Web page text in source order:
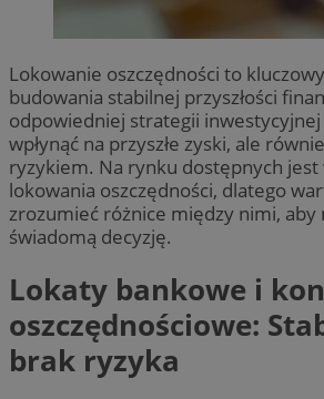
Lokowanie oszczędności to
budowania stabilnej przyszłości
odpowiedniej strategii inwestycyjnej
wpłynąć na przyszłe zyski, ale
ryzykiem. Na rynku dostępnych
lokowania oszczędności, dlatego
zrozumieć różnice między nimi, aby
świadomą decyzję.
Lokaty bankowe i
oszczędnościowe:
brak ryzyka